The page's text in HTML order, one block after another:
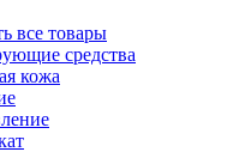
все товары
средства
кожа